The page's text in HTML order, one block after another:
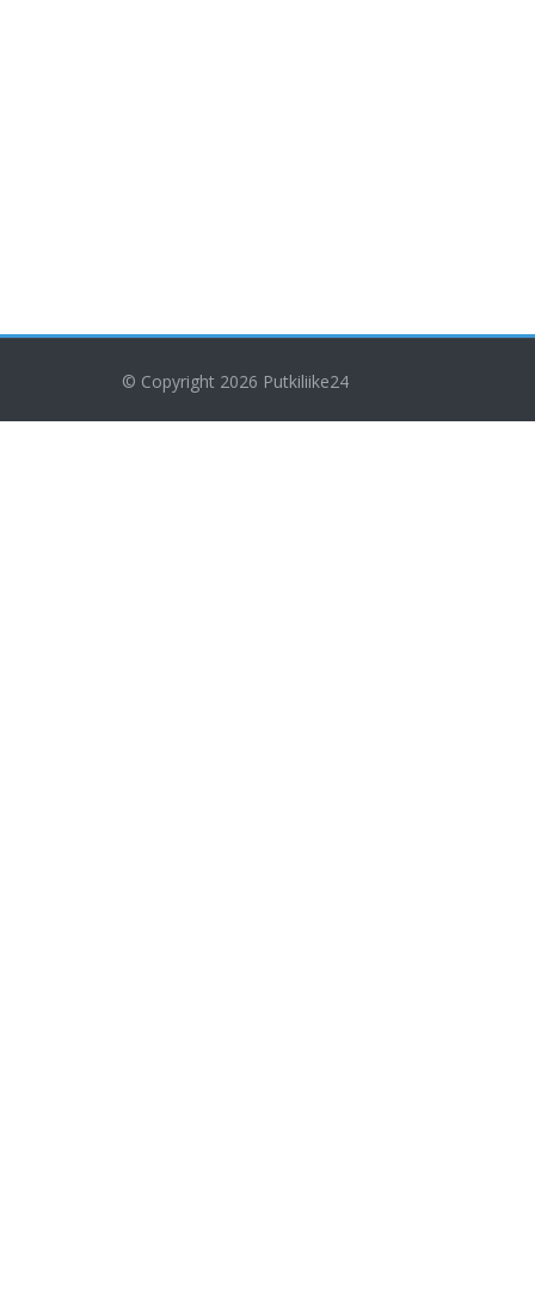
© Copyright 2026 Putkiliike24